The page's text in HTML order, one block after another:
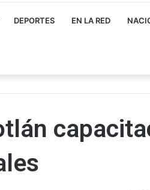
DEPORTES EN LA RED